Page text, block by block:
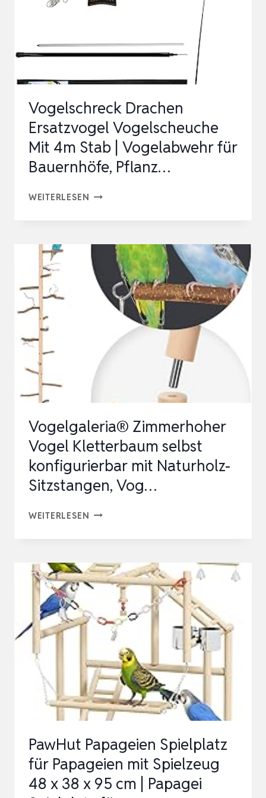
VOGEL-
Vogelschreck Drachen
Ersatzvogel Vogelscheuche
Mit 4m Stab | Vogelabwehr für
Bauernhöfe, Pflanz…
WEITERLESEN VOGELSCHRECK
VOGELSCHEUCHE
MIT
4M
STAB
VOGELABWEHR
FÜR
BAUERNHÖFE,
Vogelgaleria® Zimmerhoher
Vogel Kletterbaum selbst
konfigurierbar mit Naturholz-
Sitzstangen, Vog…
WEITERLESEN VOGELGALERIA®
KLETTERBAUM
SELBST
KONFIGURIERBAR
MIT
NATURHOLZ-
SITZSTANGEN,
VOG…
PawHut Papageien Spielplatz
für Papageien mit Spielzeug
48 x 38 x 95 cm | Papagei